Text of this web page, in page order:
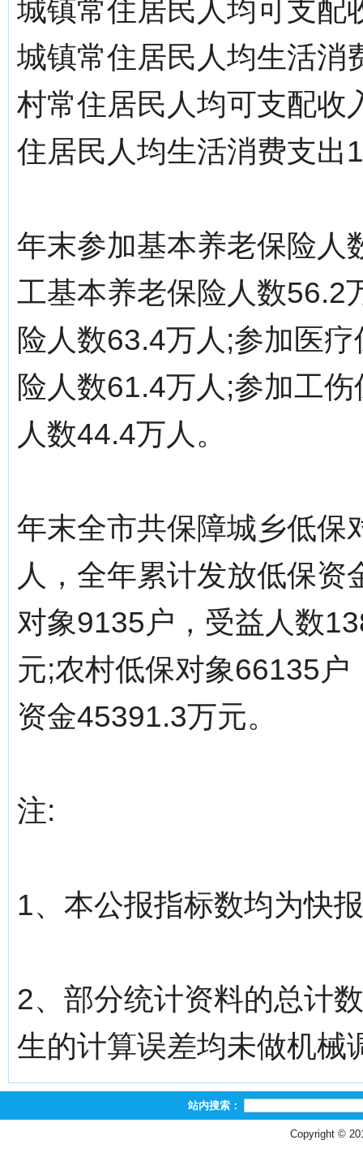
城镇常住居民人均可支配
城镇常住居民人均生活消
村常住居民人均可支配收
住居民人均生活消费支出
年末参加基本养老保险人
工基本养老保险人数56.2
险人数63.4万人;参加医
险人数61.4万人;参加工
人数44.4万人。
年末全市共保障城乡低保
人，全年累计发放低保
对象9135户，受益人数
元;农村低保对象66135
资金45391.3万元。
注:
1、本公报指标数均为快
2、部分统计资料的总计
生的计算误差均未做机械
站内搜索：
Copyright ©